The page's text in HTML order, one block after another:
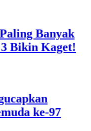
Banyak
Bikin Kaget!
ke-97